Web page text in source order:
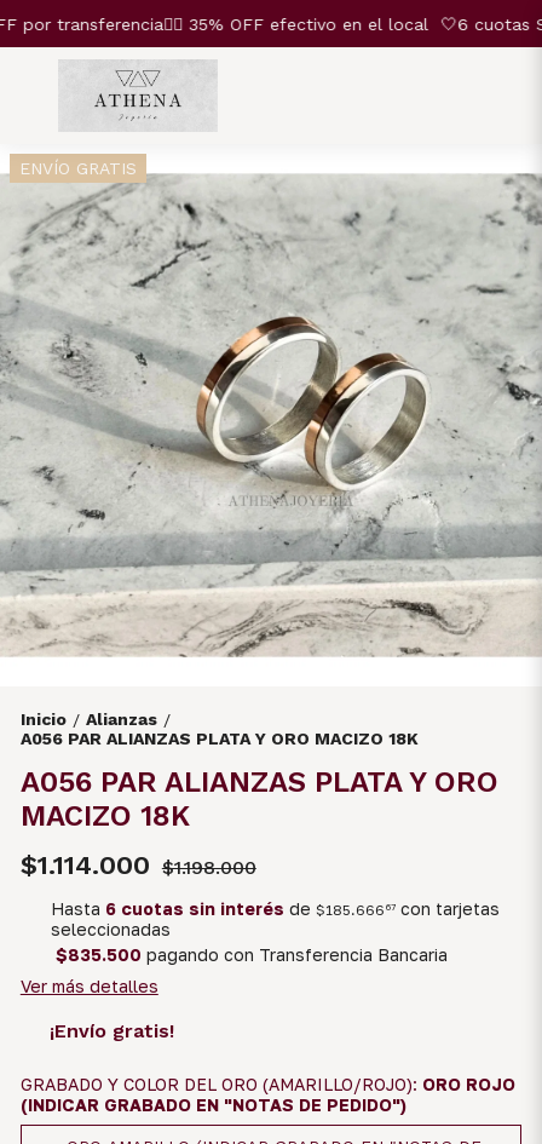
por transferencia❤️‍🔥 35% OFF efectivo en el local 🤍6 cuotas
ENVÍO GRATIS
Inicio / Alianzas /
A056 PAR ALIANZAS PLATA Y ORO MACIZO 18K
A056 PAR ALIANZAS PLATA Y ORO
MACIZO 18K
$1.114.000 $1.198.000
Hasta 6 cuotas sin interés de $185.666 67con tarjetas
seleccionadas
$835.500 pagando con Transferencia Bancaria
Ver más detalles
¡Envío gratis!
GRABADO Y COLOR DEL ORO (AMARILLO/ROJO): ORO ROJO
(INDICAR GRABADO EN "NOTAS DE PEDIDO")